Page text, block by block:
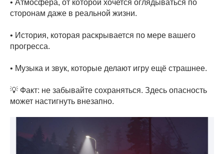
• Атмосфера, от которой хочется оглядываться по
сторонам даже в реальной жизни.
• История, которая раскрывается по мере вашего
прогресса.
• Музыка и звук, которые делают игру ещё страшнее.
💡 Факт: не забывайте сохраняться. Здесь опасность
может настигнуть внезапно.